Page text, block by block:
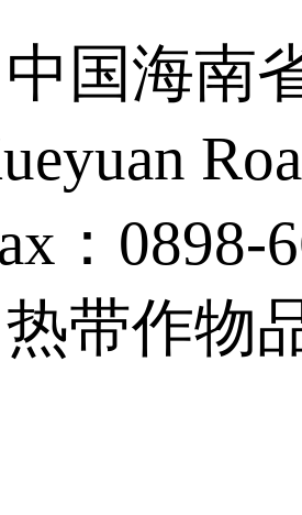
国海南
：0898-
带作物